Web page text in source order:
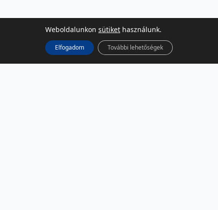
Weboldalunkon sütiket használunk.
Elfogadom További lehetőségek